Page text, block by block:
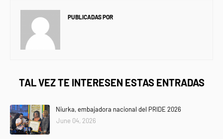
PUBLICADAS POR
TAL VEZ TE INTERESEN ESTAS ENTRADAS
Niurka, embajadora nacional del PRIDE 2026
June 04, 2026